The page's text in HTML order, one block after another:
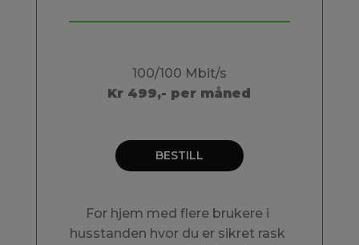
100/100 Mbit/s
Kr 499,- per måned
BESTILL
For hjem med flere brukere i
husstanden hvor du er sikret rask